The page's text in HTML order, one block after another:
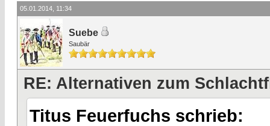
05.01.2014, 11:34
Suebe
Saubär
RE: Alternativen zum
Titus Feuerfuchs schrieb: